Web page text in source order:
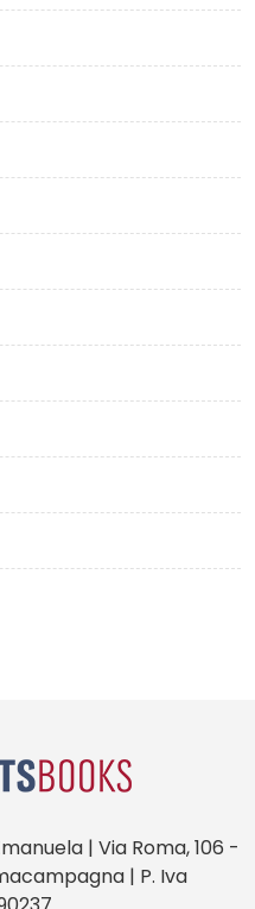
| Via Roma, 106 -
| P. Iva